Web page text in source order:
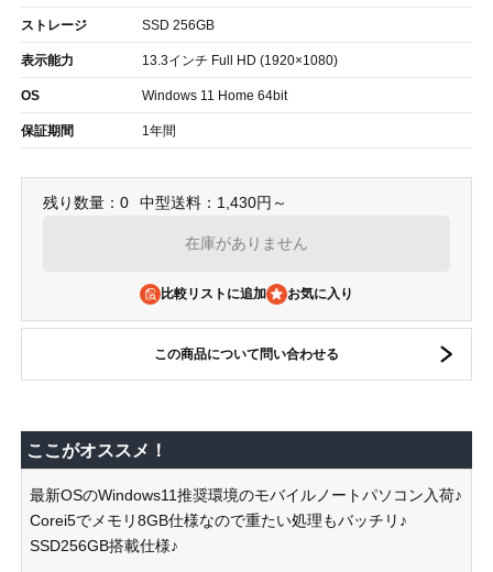
ストレージ SSD 256GB
表示能力 13.3インチ Full HD (1920×1080)
OS Windows 11 Home 64bit
保証期間 1年間
残り数量：0 中型送料：1,430円～
在庫がありません
比較リストに追加
この商品について問い合わせる
ここがオススメ！
最新OSのWindows11推奨環境のモバイルノートパソコン入荷♪
Corei5でメモリ8GB仕様なので重たい処理もバッチリ♪
SSD256GB搭載仕様♪